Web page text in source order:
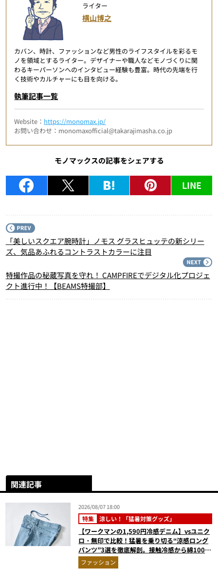
ライター
横山博之
カバン、時計、ファッションなど男性のライフスタイルを彩るモ
ノを領域とするライター。デザイナーや職人などモノづくりに関
わるキーパーソンへのインタビュー経験も豊富。時代の先端を行
く技術やカルチャーにも目を向ける。
執筆記事一覧
Website： https://monomax.jp/
お問い合わせ：monomaxofficial@takarajimasha.co.jp
モノマックスの記事をシェアする
LINE
「美しいスクエア腕時計」ノモス グラスヒュッテの新シリー
ズ、気品あふれるコントラストカラーに注目
特撮作品の秘蔵写真を守れ！ CAMPFIREでデジタル化プロジェ
クト進行中！【BEAMS特撮部】
関連記事
2026/08/07 18:00
特集 涼しい！「猛暑対策グッズ」
【ワークマンの1,590円冷感デニム】vsユニク
ロ・無印で比較！猛暑を乗り切る“涼感ロング
パンツ”3選を徹底解剖。接触冷感から綿100%
まで決定版
ファッション